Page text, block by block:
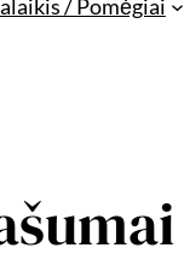
/ Pomėgiai